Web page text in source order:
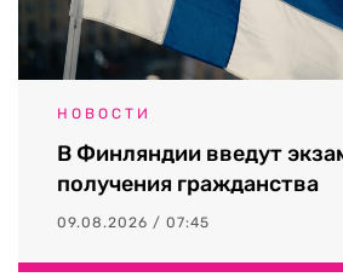
НОВОСТИ
В Финляндии введут
получения гражданства
09.08.2026 / 07:45